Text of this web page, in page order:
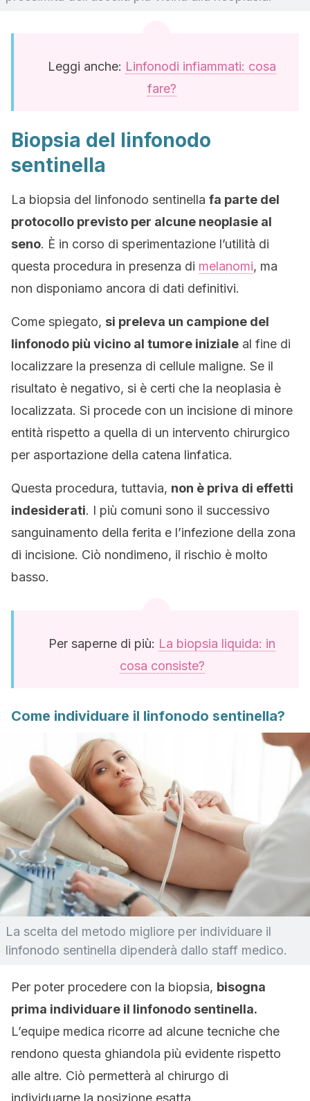
Leggi anche: Linfonodi infiammati: cosa
fare?
Biopsia del linfonodo
sentinella
La biopsia del linfonodo sentinella fa parte del
protocollo previsto per alcune neoplasie al
seno. È in corso di sperimentazione l’utilità di
questa procedura in presenza di melanomi, ma
non disponiamo ancora di dati definitivi.
Come spiegato, si preleva un campione del
linfonodo più vicino al tumore iniziale al fine di
localizzare la presenza di cellule maligne. Se il
risultato è negativo, si è certi che la neoplasia è
localizzata. Si procede con un incisione di minore
entità rispetto a quella di un intervento chirurgico
per asportazione della catena linfatica.
Questa procedura, tuttavia, non è priva di effetti
indesiderati. I più comuni sono il successivo
sanguinamento della ferita e l’infezione della zona
di incisione. Ciò nondimeno, il rischio è molto
basso.
Per saperne di più: La biopsia liquida: in
cosa consiste?
Come individuare il linfonodo sentinella?
La scelta del metodo migliore per individuare il
linfonodo sentinella dipenderà dallo staff medico.
Per poter procedere con la biopsia, bisogna
prima individuare il linfonodo sentinella.
L’equipe medica ricorre ad alcune tecniche che
rendono questa ghiandola più evidente rispetto
alle altre. Ciò permetterà al chirurgo di
individuarne la posizione esatta.